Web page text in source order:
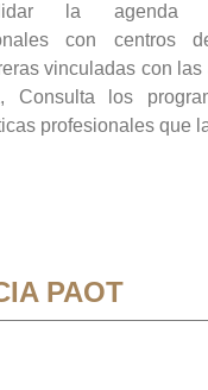
la agenda
con centros
vinculadas con
Consulta los
profesionales que
PAOT